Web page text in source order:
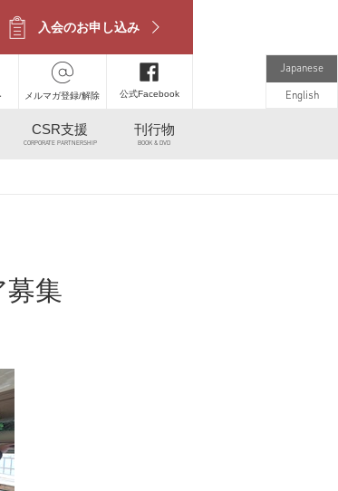
入会のお申し込み
メルマガ登録/解除 公式Facebook
Japanese
English
CSR支援
CORPORATE PARTNERSHIP
刊行物
BOOK & DVD
募集